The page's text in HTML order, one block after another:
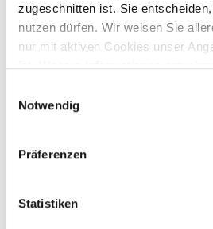
zugeschnitten ist. Sie
nutzen dürfen. Wir weisen Sie
nur mit aktiven Cookies unser
ist. Weitere Informationen
Notwendig
Präferenzen
Statistiken
Ausstattung